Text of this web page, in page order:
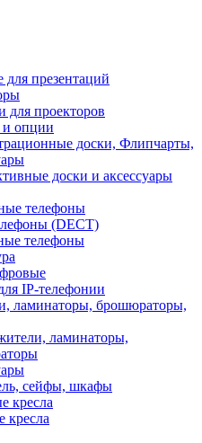
для презентаций
для проекторов
опции
доски, Флипчарты,
доски и аксессуары
телефоны
(DECT)
телефоны
IP-телефонии
ламинаторы, брошюраторы,
ламинаторы,
сейфы, шкафы
кресла
кресла